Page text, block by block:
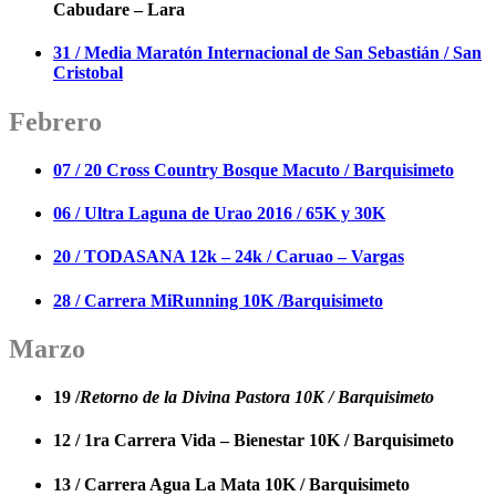
Cabudare – Lara
31 / Media Maratón Internacional de San Sebastián / San
Cristobal
Febrero
07 / 20 Cross Country Bosque Macuto / Barquisimeto
06 / Ultra Laguna de Urao 2016 / 65K y 30K
20 / TODASANA 12k – 24k / Caruao – Vargas
28 / Carrera MiRunning 10K /Barquisimeto
Marzo
19 /Retorno de la Divina Pastora 10K / Barquisimeto
12 / 1ra Carrera Vida – Bienestar 10K / Barquisimeto
13 / Carrera Agua La Mata 10K / Barquisimeto